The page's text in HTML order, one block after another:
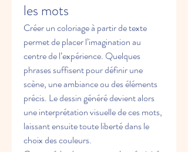
les mots
Créer un coloriage à partir de texte
permet de placer l’imagination au
centre de l’expérience. Quelques
phrases suffisent pour définir une
scène, une ambiance ou des éléments
précis. Le dessin généré devient alors
une interprétation visuelle de ces mots,
laissant ensuite toute liberté dans le
choix des couleurs.